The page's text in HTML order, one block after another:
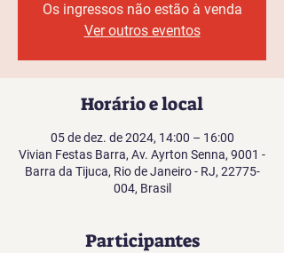
Os ingressos não estão à venda
Ver outros eventos
Horário e local
05 de dez. de 2024, 14:00 – 16:00
Vivian Festas Barra, Av. Ayrton Senna, 9001 -
Barra da Tijuca, Rio de Janeiro - RJ, 22775-
004, Brasil
Participantes